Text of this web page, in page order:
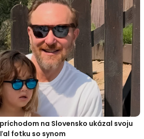
na Slovensko ukázal svoju
fotku so synom